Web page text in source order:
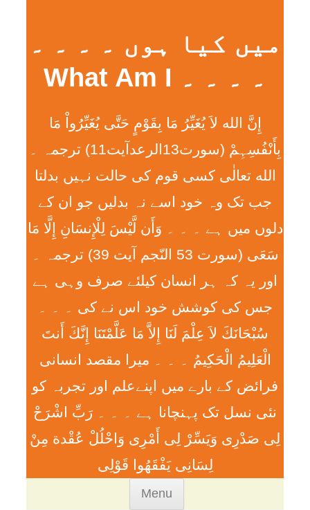
میں کیا ہوں ۔ ۔ ۔ ۔
۔ ۔ ۔ ۔ What Am I
إِنَّ الله لاَ يُغَيِّرُ مَا بِقَوْمٍ حَتَّی يُغَيِّرُواْ مَا
بِأَنْفُسِہِمْ (سورت13الرعدآیت11) ترجمہ ۔
الله تعالٰی کسی قوم کی حالت نہیں بدلتا
جب تک وہ خود اسے نہ بدلیں جو ان کے
دلوں میں ہے ۔ ۔ ۔ وَأَن لَّيْسَ لِلْإِنسَانِ إِلَّا مَا
سَعَی (سورت 53 النّجم آیت 39) ترجمہ ۔
اور یہ کہ ہر انسان کیلئے صرف وہی ہے
جس کی کوشش خود اس نے کی ۔ ۔ ۔
سُبْحَانَكَ لاَ عِلْمَ لَنَا إِلاَّ مَا عَلَّمْتَنَا إِنَّكَ أَنتَ
الْعَلِيمُ الْحَكِيمُ ۔ ۔ ۔ ميرا مقصد انسانی
فرائض کے بارے میں اپنےعلم اور تجربہ کو
نئی نسل تک پہنچانا ہے ۔ ۔ ۔ رَبِّ اشْرَحْ
لِی صَدْرِی وَيَسِّرْ لِی أَمْرِی وَاحْلُلْ عُقْدة مِنْ
لِسَانِی يَفْقَھُوا قَوْلِی
Menu